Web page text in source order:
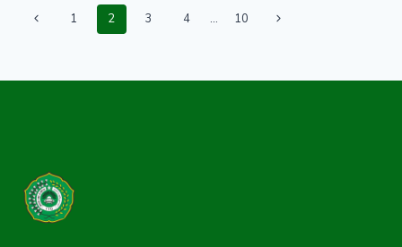
PASAR
MUDA
Page
navigation
Previous
1 2 3 4 … 10
Next